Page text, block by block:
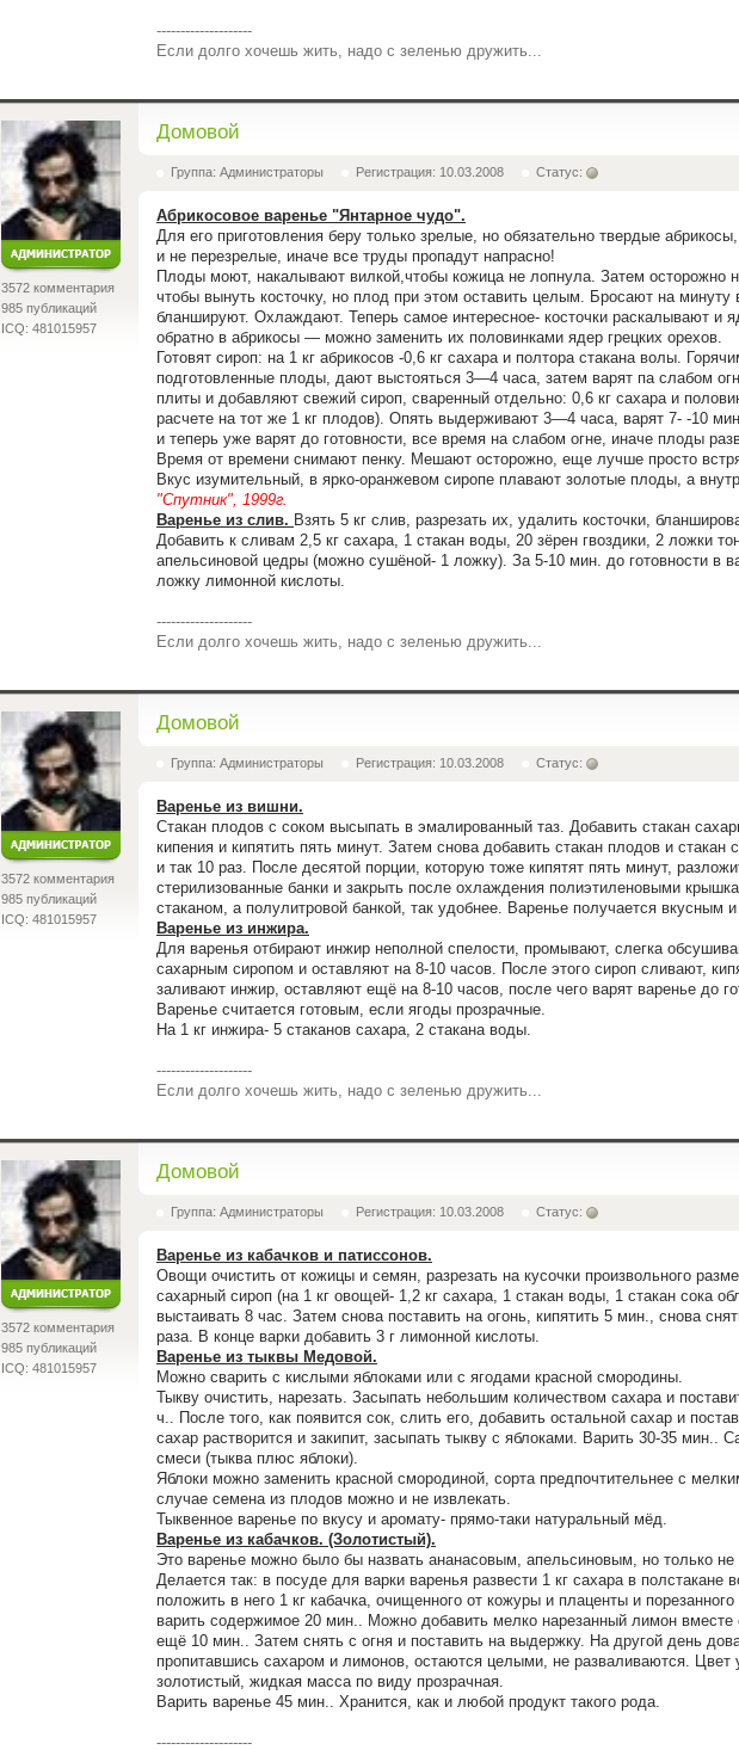
--------------------
Если долго хочешь жить, надо с зеленью дружить...
3572 комментария
985 публикаций
ICQ: 481015957
Домовой
Группа: Администраторы Регистрация: 10.03.2008 Статус:
Абрикосовое варенье "Янтарное чудо".
Для его приготовления беру только зрелые, но обязательно твердые
и не перезрелые, иначе все труды пропадут напрасно!
Плоды моют, накалывают вилкой,чтобы кожица не лопнула. Затем осторожно
чтобы вынуть косточку, но плод при этом оставить целым. Бросают на
бланшируют. Охлаждают. Теперь самое интересное- косточки раскалывают и
обратно в абрикосы — можно заменить их половинками ядер грецких орехов.
Готовят сироп: на 1 кг абрикосов -0,6 кг сахара и полтора стакана волы.
подготовленные плоды, дают выстояться 3—4 часа, затем варят па слабом
плиты и добавляют свежий сироп, сваренный отдельно: 0,6 кг сахара и
расчете на тот же 1 кг плодов). Опять выдерживают 3—4 часа, варят 7- -10
и теперь уже варят до готовности, все время на слабом огне, иначе плоды
Время от времени снимают пенку. Мешают осторожно, еще лучше просто
Вкус изумительный, в ярко-оранжевом сиропе плавают золотые плоды, а
"Спутник", 1999г.
Варенье из слив. Взять 5 кг слив, разрезать их, удалить косточки,
Добавить к сливам 2,5 кг сахара, 1 стакан воды, 20 зёрен гвоздики, 2 ложки
апельсиновой цедры (можно сушёной- 1 ложку). За 5-10 мин. до готовности в
ложку лимонной кислоты.
--------------------
Если долго хочешь жить, надо с зеленью дружить...
3572 комментария
985 публикаций
ICQ: 481015957
Домовой
Группа: Администраторы Регистрация: 10.03.2008 Статус:
Варенье из вишни.
Стакан плодов с соком высыпать в эмалированный таз. Добавить стакан
кипения и кипятить пять минут. Затем снова добавить стакан плодов и стакан
и так 10 раз. После десятой порции, которую тоже кипятят пять минут,
стерилизованные банки и закрыть после охлаждения полиэтиленовыми
стаканом, а полулитровой банкой, так удобнее. Варенье получается вкусным и
Варенье из инжира.
Для варенья отбирают инжир неполной спелости, промывают, слегка
сахарным сиропом и оставляют на 8-10 часов. После этого сироп сливают,
заливают инжир, оставляют ещё на 8-10 часов, после чего варят варенье до
Варенье считается готовым, если ягоды прозрачные.
На 1 кг инжира- 5 стаканов сахара, 2 стакана воды.
--------------------
Если долго хочешь жить, надо с зеленью дружить...
3572 комментария
985 публикаций
ICQ: 481015957
Домовой
Группа: Администраторы Регистрация: 10.03.2008 Статус:
Варенье из кабачков и патиссонов.
Овощи очистить от кожицы и семян, разрезать на кусочки произвольного
сахарный сироп (на 1 кг овощей- 1,2 кг сахара, 1 стакан воды, 1 стакан сока
выстаивать 8 час. Затем снова поставить на огонь, кипятить 5 мин., снова
раза. В конце варки добавить 3 г лимонной кислоты.
Варенье из тыквы Медовой.
Можно сварить с кислыми яблоками или с ягодами красной смородины.
Тыкву очистить, нарезать. Засыпать небольшим количеством сахара и
ч.. После того, как появится сок, слить его, добавить остальной сахар и
сахар растворится и закипит, засыпать тыкву с яблоками. Варить 30-35 мин..
смеси (тыква плюс яблоки).
Яблоки можно заменить красной смородиной, сорта предпочтительнее с
случае семена из плодов можно и не извлекать.
Тыквенное варенье по вкусу и аромату- прямо-таки натуральный мёд.
Варенье из кабачков. (Золотистый).
Это варенье можно было бы назвать ананасовым, апельсиновым, но только не
Делается так: в посуде для варки варенья развести 1 кг сахара в полстакане
положить в него 1 кг кабачка, очищенного от кожуры и плаценты и порезанного
варить содержимое 20 мин.. Можно добавить мелко нарезанный лимон вместе
ещё 10 мин.. Затем снять с огня и поставить на выдержку. На другой день
пропитавшись сахаром и лимонов, остаются целыми, не разваливаются. Цвет
золотистый, жидкая масса по виду прозрачная.
Варить варенье 45 мин.. Хранится, как и любой продукт такого рода.
--------------------